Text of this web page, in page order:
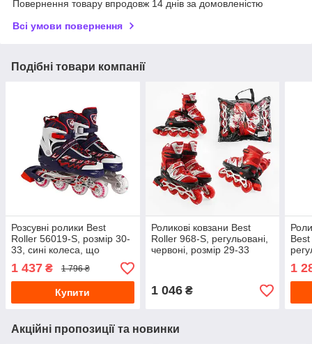
Повернення товару впродовж 14 днів за домовленістю
Всі умови повернення
Подібні товари компанії
Розсувні ролики Best
Roller 56019-S, розмір 30-
33, сині колеса, що
світяться.
1 437 ₴ 1 796 ₴
Купити
Роликові ковзани Best
Roller 968-S, регульовані,
червоні, розмір 29-33
1 046₴
1
Акційні пропозиції та новинки